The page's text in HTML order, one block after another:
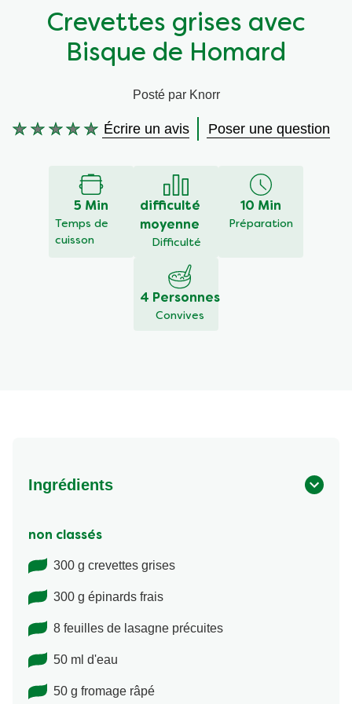
Végétarien
Wraps aux légumes
Aides culinaires
Prêt à l'emploi
Crevettes grises avec
Bisque de Homard
Posté par Knorr
Aucune
Écrire un avis Poser une question
5 Min
Temps de
cuisson
difficulté
moyenne
Difficulté
10 Min
Préparation
4 Personnes
Convives
Ingrédients
non classés
300 g crevettes grises
300 g épinards frais
8 feuilles de lasagne précuites
50 ml d'eau
50 g fromage râpé